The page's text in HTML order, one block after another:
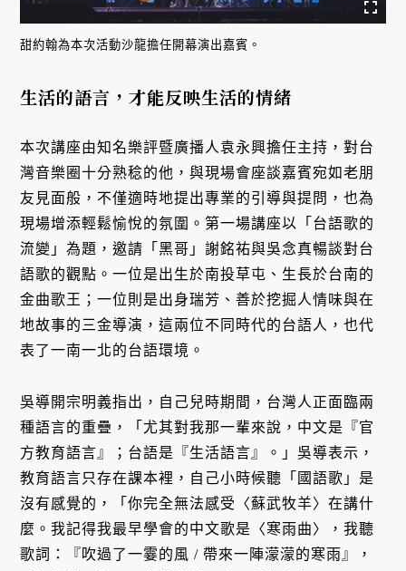
甜約翰為本次活動沙龍擔任開幕演出嘉賓。
生活的語言，才能反映生活的情緒
本次講座由知名樂評暨廣播人袁永興擔任主持，對台
灣音樂圈十分熟稔的他，與現場會座談嘉賓宛如老朋
友見面般，不僅適時地提出專業的引導與提問，也為
現場增添輕鬆愉悅的氛圍。第一場講座以「台語歌的
流變」為題，邀請「黑哥」謝銘祐與吳念真暢談對台
語歌的觀點。一位是出生於南投草屯、生長於台南的
金曲歌王；一位則是出身瑞芳、善於挖掘人情味與在
地故事的三金導演，這兩位不同時代的台語人，也代
表了一南一北的台語環境。
吳導開宗明義指出，自己兒時期間，台灣人正面臨兩
種語言的重疊，「尤其對我那一輩來說，中文是『官
方教育語言』；台語是『生活語言』。」吳導表示，
教育語言只存在課本裡，自己小時候聽「國語歌」是
沒有感覺的，「你完全無法感受〈蘇武牧羊〉在講什
麼。我記得我最早學會的中文歌是〈寒雨曲〉，我聽
歌詞：『吹過了一霎的風 / 帶來一陣濛濛的寒雨』，